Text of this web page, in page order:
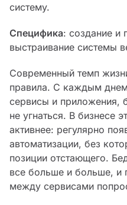
систему.
Специфика: создание и
выстраивание системы
Современный темп
правила. С каждым
сервисы и приложения,
не угнаться. В бизнесе
активнее: регулярно
автоматизации, без
позиции отстающего.
все больше и больше, и
между сервисами